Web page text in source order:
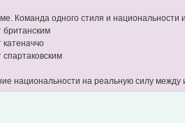
Команда одного стиля и
британским
катеначчо
спартаковским
национальности на реальную силу между